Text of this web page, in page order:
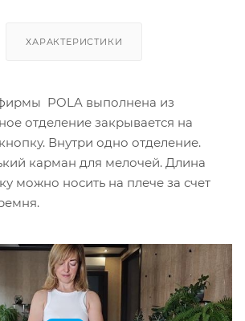
ХАРАКТЕРИСТИКИ
POLA выполнена из
отделение закрывается на
Внутри одно отделение.
карман для мелочей. Длина
можно носить на плече за счет